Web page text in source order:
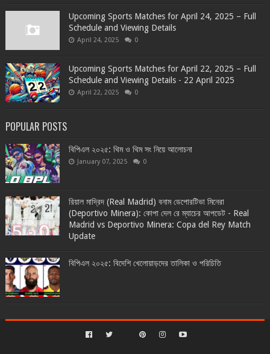
Upcoming Sports Matches for April 24, 2025 – Full
Schedule and Viewing Details
April 24, 2025 0
Upcoming Sports Matches for April 22, 2025 – Full
Schedule and Viewing Details - 22 April 2025
April 22, 2025 0
POPULAR POSTS
বিপিএল ২০২৫: থিম ও থিম সং নিয়ে আলোচনা
January 07, 2025 0
রিয়াল মাদ্রিদ (Real Madrid) বনাম ডেপোরটিভা মিনেরা
(Deportivo Minera): কোপা দেল রে ম্যাচের আপডেট - Real
Madrid vs Deportivo Minera: Copa del Rey Match
Update
বিপিএল ২০২৫: বিদেশি খেলোয়াড়দের তালিকা ও পরিচিতি